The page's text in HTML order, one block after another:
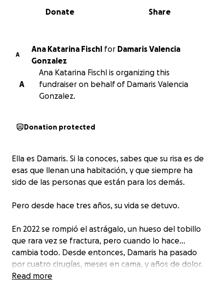
0% complete
Share
Donate
A
Ana Katarina Fischl for Damaris Valencia
Gonzalez
A
Ana Katarina Fischl is organizing this
fundraiser on behalf of Damaris Valencia
Gonzalez.
Donation protected
Ella es Damaris. Si la conoces, sabes que su risa es de
esas que llenan una habitación, y que siempre ha
sido de las personas que están para los demás.
Pero desde hace tres años, su vida se detuvo.
En 2022 se rompió el astrágalo, un hueso del tobillo
que rara vez se fractura, pero cuando lo hace...
cambia todo. Desde entonces, Damaris ha pasado
por cuatro cirugías, meses en cama, y años de dolor.
Un dolor que no da tregua. Un dolor que no le
Read more